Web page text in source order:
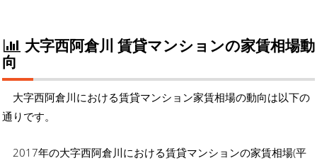
大字西阿倉川 賃貸マンションの家賃相場動
向
大字西阿倉川における賃貸マンション家賃相場の動向は以下の
通りです。
2017年の大字西阿倉川における賃貸マンションの家賃相場(平